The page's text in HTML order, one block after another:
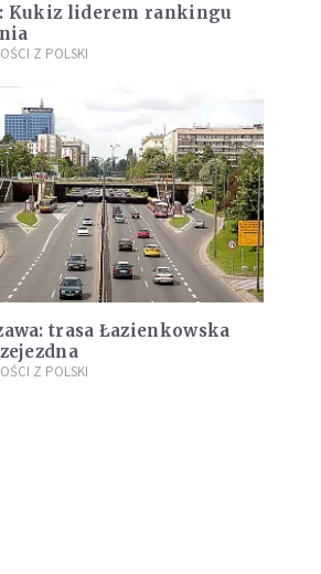
Kukiz liderem rankingu
Z POLSKI
trasa Łazienkowska
Z POLSKI